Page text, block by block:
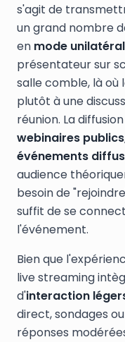
s'agit de
un grand nombre
en mode unilatéral
présentateur sur
salle comble, là
plutôt à une
réunion. La
webinaires
événements
audience
besoin de
suffit de se
l'événement.
Bien que
live streaming
d'interaction
direct, sondages
réponses